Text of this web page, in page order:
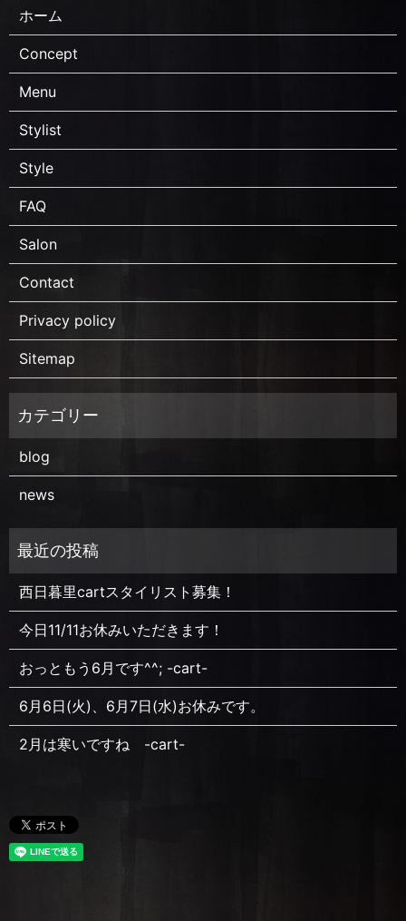
ホーム
Concept
Menu
Stylist
Style
FAQ
Salon
Contact
Privacy policy
Sitemap
blog
news
西日暮里cartスタイリスト募集！
今日11/11お休みいただきます！
おっともう6月です^^; -cart-
6月6日(火)、6月7日(水)お休みです。
2月は寒いですね -cart-